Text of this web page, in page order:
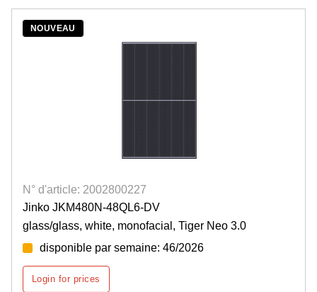
NOUVEAU
N° d'article: 2002800227
Jinko JKM480N-48QL6-DV
glass/glass, white, monofacial, Tiger Neo 3.0
disponible par semaine: 46/2026
Login for prices